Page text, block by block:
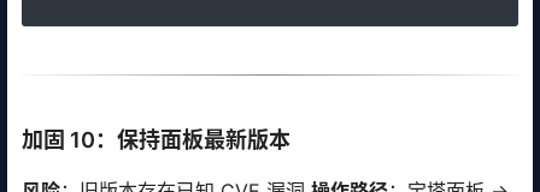
加固 10：保持面板最新版本